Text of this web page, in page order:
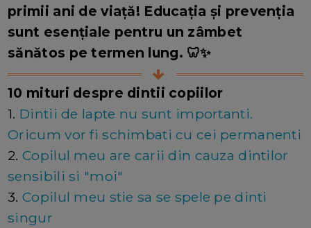
primii ani de viață! Educația și prevenția
sunt esențiale pentru un zâmbet
sănătos pe termen lung. 🦷✨
10 mituri despre dintii copiilor
1. Dintii de lapte nu sunt importanti.
Oricum vor fi schimbati cu cei permanenti
2.Copilul meu are carii din cauza dintilor
sensibili si "moi"
3.Copilul meu stie sa se spele pe dinti
singur